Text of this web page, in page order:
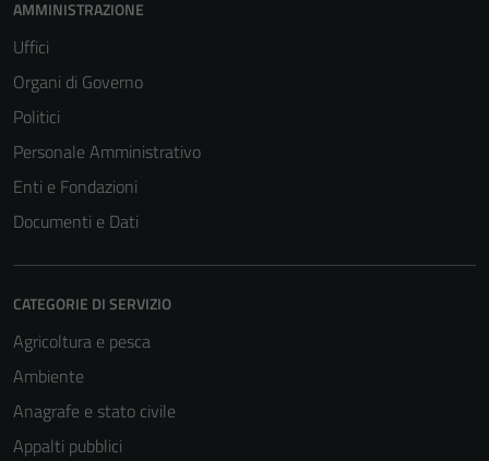
AMMINISTRAZIONE
Uffici
Organi di Governo
Politici
Personale Amministrativo
Enti e Fondazioni
Documenti e Dati
CATEGORIE DI SERVIZIO
Agricoltura e pesca
Ambiente
Anagrafe e stato civile
Appalti pubblici